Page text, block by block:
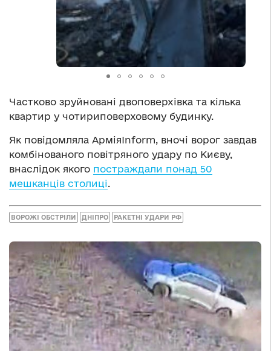
Частково зруйновані двоповерхівка та кілька
квартир у чотириповерховому будинку.
Як повідомляла АрміяInform, вночі ворог завдав
комбінованого повітряного удару по Києву,
внаслідок якого постраждали понад 50
мешканців столиці.
ВОРОЖІ ОБСТРІЛИ ДНІПРО РАКЕТНІ УДАРИ РФ